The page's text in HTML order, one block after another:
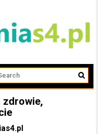
zdrowie,